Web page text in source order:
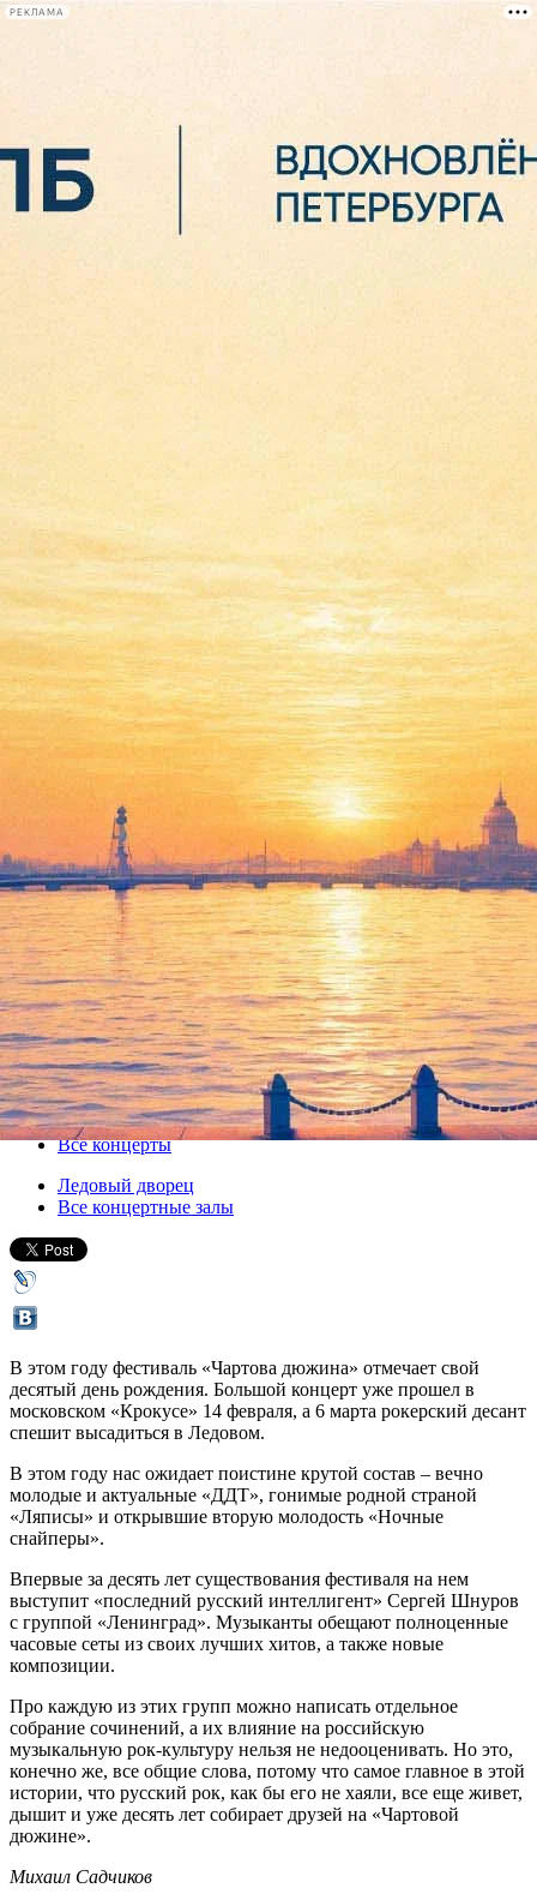
РЕКЛАМА
Сегодня:
«Чартову дюжину» разбавит
Шнур
06 марта 2014, четверг,19.00
Версия для печати
Все концерты
Ледовый дворец
Все концертные залы
В этом году фестиваль «Чартова дюжина» отмечает свой
десятый день рождения. Большой концерт уже прошел в
московском «Крокусе» 14 февраля, а 6 марта рокерский десант
спешит высадиться в Ледовом.
В этом году нас ожидает поистине крутой состав – вечно
молодые и актуальные «ДДТ», гонимые родной страной
«Ляписы» и открывшие вторую молодость «Ночные
снайперы».
Впервые за десять лет существования фестиваля на нем
выступит «последний русский интеллигент» Сергей Шнуров
с группой «Ленинград». Музыканты обещают полноценные
часовые сеты из своих лучших хитов, а также новые
композиции.
Про каждую из этих групп можно написать отдельное
собрание сочинений, а их влияние на российскую
музыкальную рок-культуру нельзя не недооценивать. Но это,
конечно же, все общие слова, потому что самое главное в этой
истории, что русский рок, как бы его не хаяли, все еще живет,
дышит и уже десять лет собирает друзей на «Чартовой
дюжине».
Михаил Садчиков